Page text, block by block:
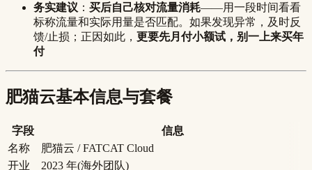
务实建议 ： 买后自己核对流量消耗——用一段时间看看
标称流量和实际用量是否匹配。如果发现异常，及时反
馈/止损；正因如此， 更要先月付小额试，别一上来买年
付
肥猫云基本信息与套餐
字段
信息
名称
肥猫云 / FATCAT Cloud
开业
2023 年(海外团队)